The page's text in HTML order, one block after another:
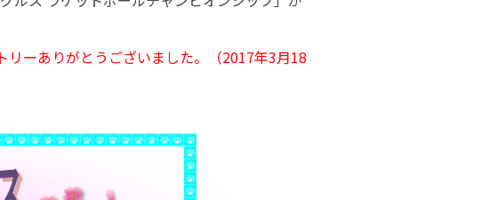
ーありがとうございました。（2017年3月18